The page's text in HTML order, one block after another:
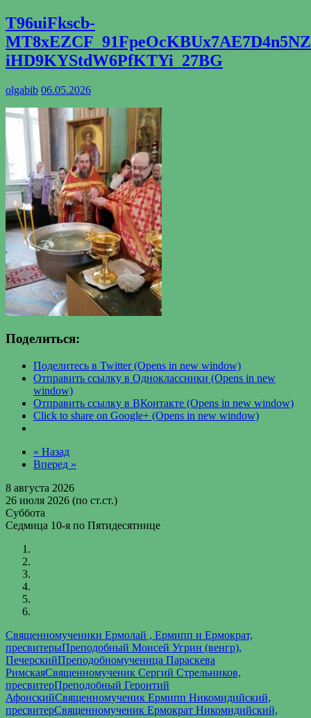
T96uiFkscb-
iHD9KYStdW6PfKTYi_27BG
olgabib 06.05.2026
Поделиться:
Поделитесь в Twitter (Opens in new window)
Отправить ссылку в Одноклассники (Opens in new
window)
Отправить ссылку в ВКонтакте (Opens in new window)
Click to share on Google+ (Opens in new window)
« Назад
Вперед »
8 августа 2026
26 июля 2026 (по ст.ст.)
Суббота
Седмица 10-я по Пятидесятнице
Священномученики Ермолай , Ермипп и Ермократ,
пресвитерыПреподобный Моисей Угрин (венгр),
ПечерскийПреподобномученица Параскева
РимскаяСвященномученик Сергий Стрельников,
пресвитерПреподобный Геронтий
АфонскийСвященномученик Ермипп Никомидийский,
пресвитерСвященномученик Ермократ Никомидийский,